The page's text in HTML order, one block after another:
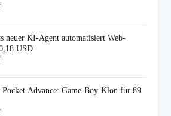
neuer KI-Agent automatisiert Web-
USD
Advance: Game-Boy-Klon für 89